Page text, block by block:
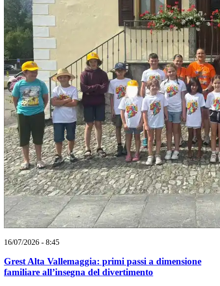
16/07/2026 - 8:45
Grest Alta Vallemaggia: primi passi a dimensione
familiare all’insegna del divertimento